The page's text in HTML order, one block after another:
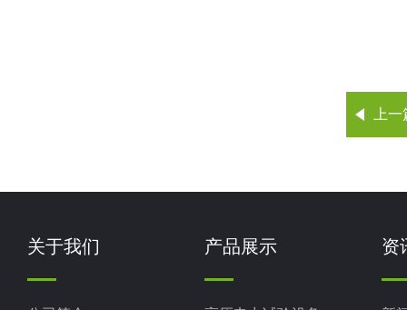
上
关于我们 产品展示 资